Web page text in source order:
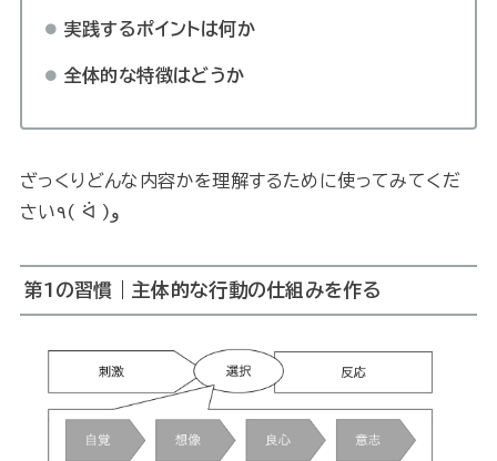
実践するポイントは何か
全体的な特徴はどうか
ざっくりどんな内容かを理解するために使ってみてくだ
さい٩( ᐛ )و
第1の習慣｜主体的な行動の仕組みを作る